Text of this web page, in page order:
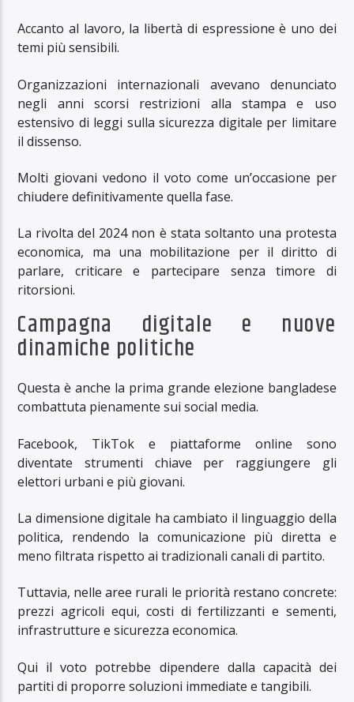
Accanto al lavoro, la libertà di espressione è uno dei
temi più sensibili.
Organizzazioni internazionali avevano denunciato
negli anni scorsi restrizioni alla stampa e uso
estensivo di leggi sulla sicurezza digitale per limitare
il dissenso.
Molti giovani vedono il voto come un’occasione per
chiudere definitivamente quella fase.
La rivolta del 2024 non è stata soltanto una protesta
economica, ma una mobilitazione per il diritto di
parlare, criticare e partecipare senza timore di
ritorsioni.
Campagna digitale e nuove
dinamiche politiche
Questa è anche la prima grande elezione bangladese
combattuta pienamente sui social media.
Facebook, TikTok e piattaforme online sono
diventate strumenti chiave per raggiungere gli
elettori urbani e più giovani.
La dimensione digitale ha cambiato il linguaggio della
politica, rendendo la comunicazione più diretta e
meno filtrata rispetto ai tradizionali canali di partito.
Tuttavia, nelle aree rurali le priorità restano concrete:
prezzi agricoli equi, costi di fertilizzanti e sementi,
infrastrutture e sicurezza economica.
Qui il voto potrebbe dipendere dalla capacità dei
partiti di proporre soluzioni immediate e tangibili.